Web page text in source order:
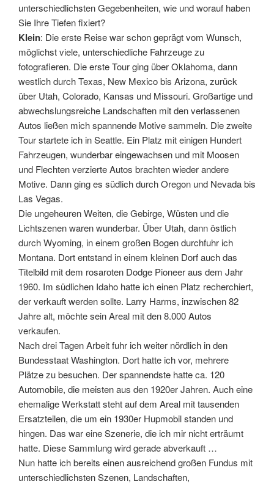
unterschiedlichsten Gegebenheiten, wie und worauf haben
Sie Ihre Tiefen fixiert?
Klein: Die erste Reise war schon geprägt vom Wunsch,
möglichst viele, unterschiedliche Fahrzeuge zu
fotografieren. Die erste Tour ging über Oklahoma, dann
westlich durch Texas, New Mexico bis Arizona, zurück
über Utah, Colorado, Kansas und Missouri. Großartige und
abwechslungsreiche Landschaften mit den verlassenen
Autos ließen mich spannende Motive sammeln. Die zweite
Tour startete ich in Seattle. Ein Platz mit einigen Hundert
Fahrzeugen, wunderbar eingewachsen und mit Moosen
und Flechten verzierte Autos brachten wieder andere
Motive. Dann ging es südlich durch Oregon und Nevada bis
Las Vegas.
Die ungeheuren Weiten, die Gebirge, Wüsten und die
Lichtszenen waren wunderbar. Über Utah, dann östlich
durch Wyoming, in einem großen Bogen durchfuhr ich
Montana. Dort entstand in einem kleinen Dorf auch das
Titelbild mit dem rosaroten Dodge Pioneer aus dem Jahr
1960. Im südlichen Idaho hatte ich einen Platz recherchiert,
der verkauft werden sollte. Larry Harms, inzwischen 82
Jahre alt, möchte sein Areal mit den 8.000 Autos
verkaufen.
Nach drei Tagen Arbeit fuhr ich weiter nördlich in den
Bundesstaat Washington. Dort hatte ich vor, mehrere
Plätze zu besuchen. Der spannendste hatte ca. 120
Automobile, die meisten aus den 1920er Jahren. Auch eine
ehemalige Werkstatt steht auf dem Areal mit tausenden
Ersatzteilen, die um ein 1930er Hupmobil standen und
hingen. Das war eine Szenerie, die ich mir nicht erträumt
hatte. Diese Sammlung wird gerade abverkauft …
Nun hatte ich bereits einen ausreichend großen Fundus mit
unterschiedlichsten Szenen, Landschaften,